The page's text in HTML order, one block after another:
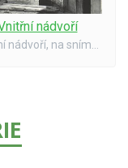
nádvoří
Vnitřní nádvoří, na snímku je patrno těleso vřetenovitého schodiště se suchými WC a vnitřní vrata - dnes oboje již neexistuje. Stav asi po roce 1945.